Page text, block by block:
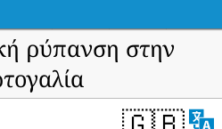
ρύπανση στην